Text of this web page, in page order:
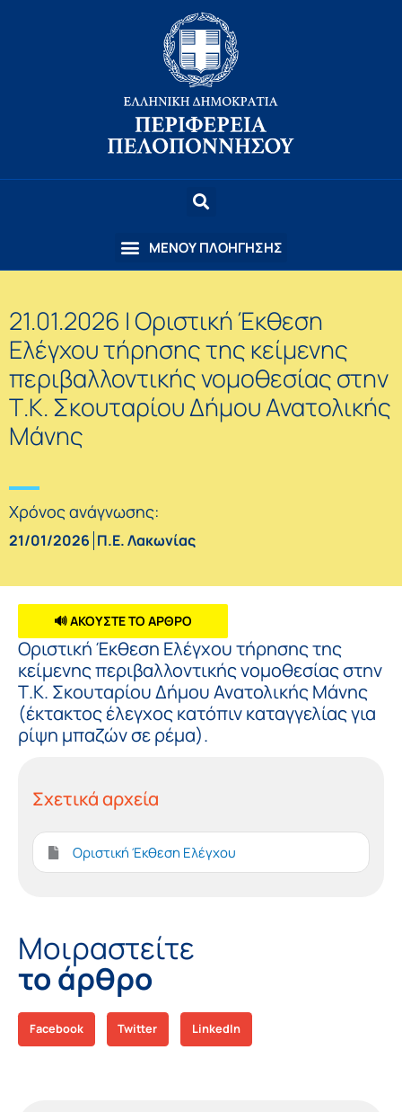
21.01.2026 | Οριστική Έκθεση
Ελέγχου τήρησης της κείμενης
περιβαλλοντικής νομοθεσίας στην
Τ.Κ. Σκουταρίου Δήμου Ανατολικής
Μάνης
Χρόνος ανάγνωσης:
21/01/2026 Π.Ε. Λακωνίας
🔊 ΑΚΟΥΣΤΕ ΤΟ ΑΡΘΡΟ
Οριστική Έκθεση Ελέγχου τήρησης της
κείμενης περιβαλλοντικής νομοθεσίας στην
Τ.Κ. Σκουταρίου Δήμου Ανατολικής Μάνης
(έκτακτος έλεγχος κατόπιν καταγγελίας για
ρίψη μπαζών σε ρέμα).
Σχετικά αρχεία
Οριστική Έκθεση Ελέγχου
Μοιραστείτε
το άρθρο
Facebook Twitter LinkedIn